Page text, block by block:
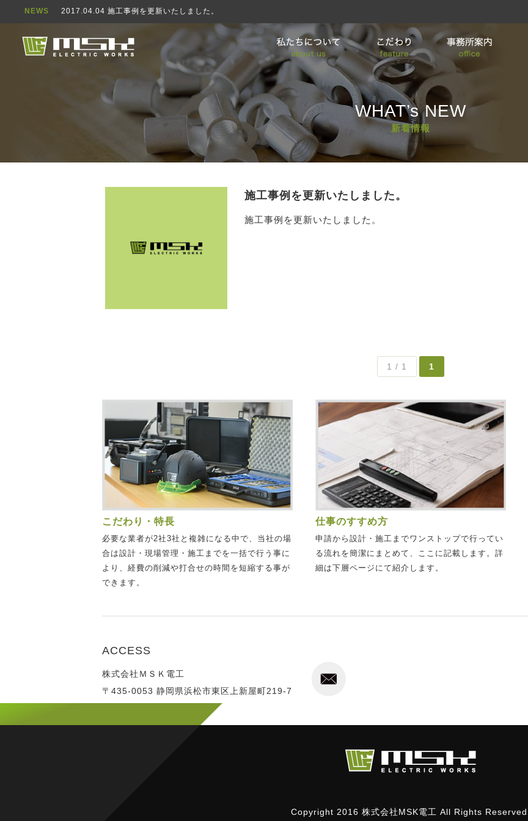
NEWS 2017.04.04 施工事例を更新いたしました。
WHAT’s NEW
新着情報
施工事例を更新いたしました。
施工事例を更新いたしました。
1 / 1 1
こだわり・特長
必要な業者が2社3社と複雑になる中で、当社の場
合は設計・現場管理・施工までを一括で行う事に
より、経費の削減や打合せの時間を短縮する事が
できます。
仕事のすすめ方
申請から設計・施工までワンストップで行ってい
る流れを簡潔にまとめて、ここに記載します。詳
細は下層ページにて紹介します。
ACCESS
株式会社ＭＳＫ電工
〒435-0053 静岡県浜松市東区上新屋町219-7
Copyright 2016 株式会社MSK電工 All Rights Reserved.